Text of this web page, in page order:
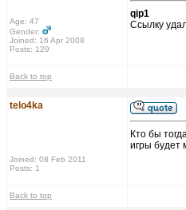
Age: 47
Gender:
Joined: 16 Apr 2008
Posts: 129
qip1
Ссылку
Back to top
telo4ka
Joined: 08 Feb 2011
Posts: 1
Кто бы
игры будет
Back to top